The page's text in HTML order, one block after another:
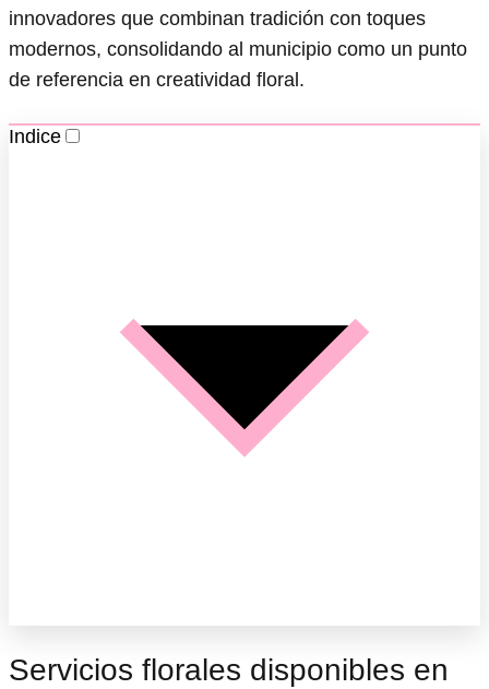
innovadores que combinan tradición con toques
modernos, consolidando al municipio como un punto
de referencia en creatividad floral.
Indice
Servicios florales disponibles en